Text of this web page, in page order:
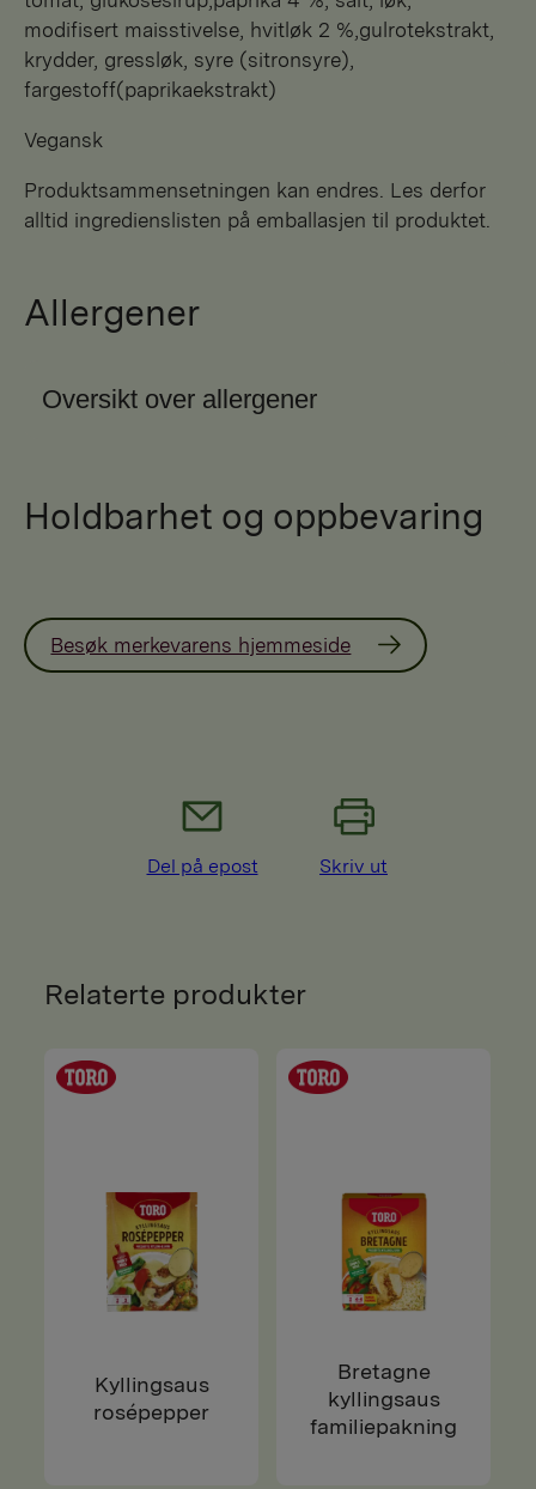
modifisert maisstivelse, hvitløk 2 %,gulrotekstrakt,
krydder, gressløk, syre (sitronsyre),
fargestoff(paprikaekstrakt)
Vegansk
Produktsammensetningen kan endres. Les derfor
alltid ingredienslisten på emballasjen til produktet.
Allergener
Oversikt over allergener
Holdbarhet og oppbevaring
Besøk merkevarens hjemmeside
Del på epost Skriv ut
Relaterte produkter
Kyllingsaus
rosépepper
Bretagne
kyllingsaus
familiepakning